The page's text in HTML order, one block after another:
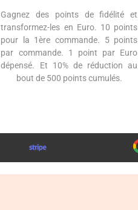
Gagnez des points de fidélité et
transformez-les en Euro. 10 points
pour la 1ère commande. 5 points
par commande. 1 point par Euro
dépensé. Et 10% de réduction au
bout de 500 points cumulés.